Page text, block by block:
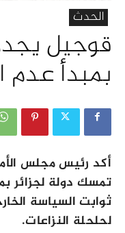
الحدث
قوجيل
بمبدأ عدم
أكد رئيس مجلس
تمسك دولة لجزائر
ثوابت السياسة
لحلحلة النزاعات.